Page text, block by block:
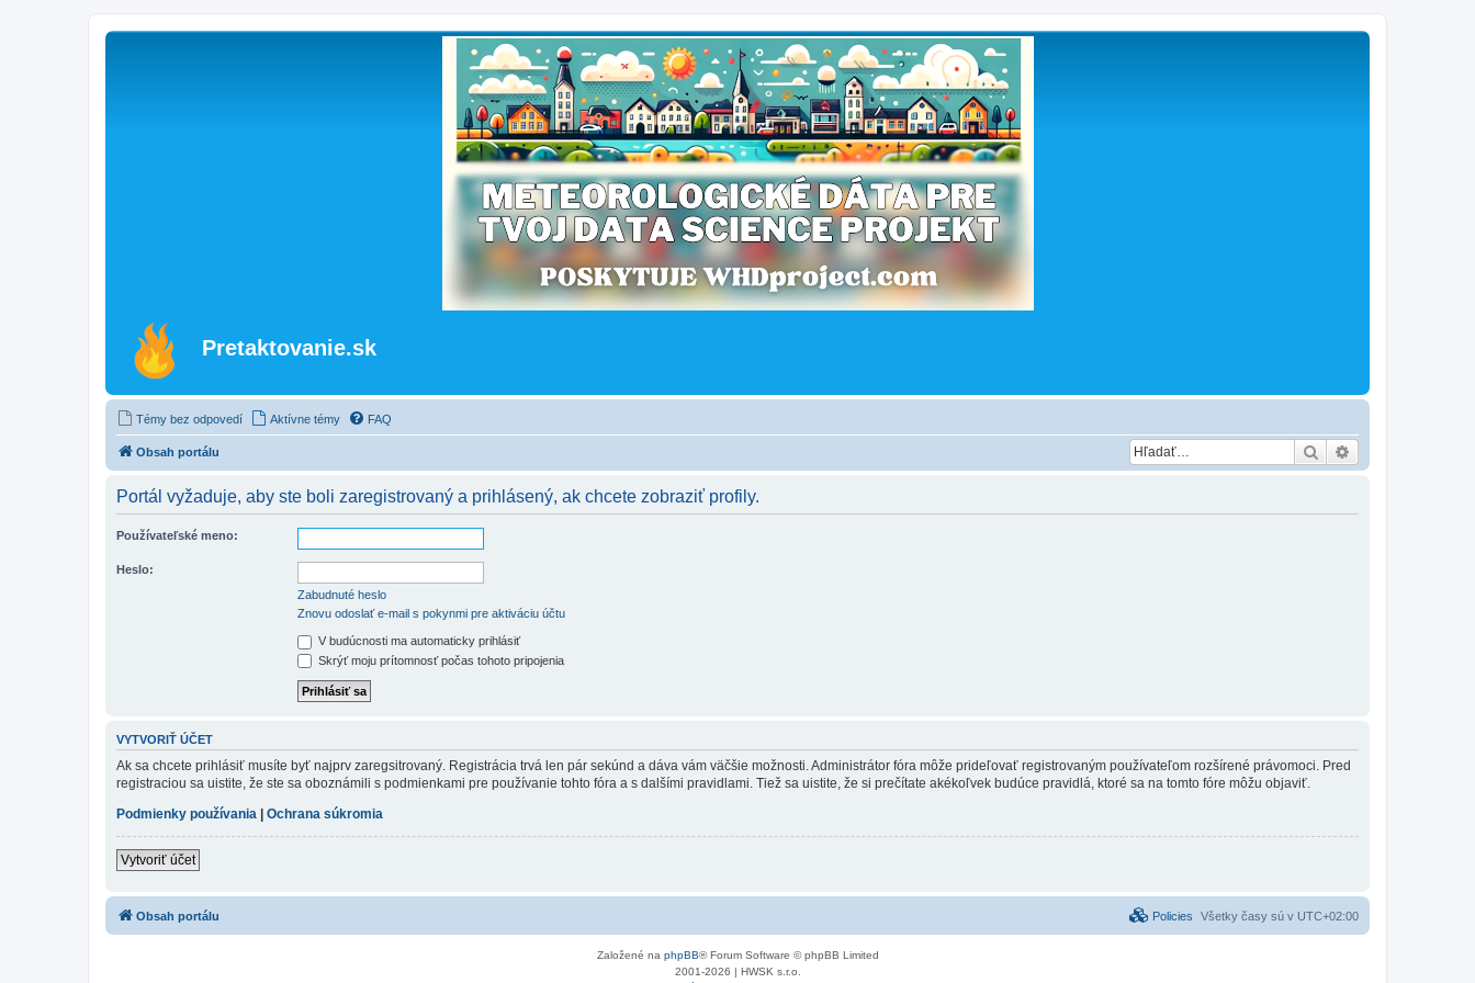
Pretaktovanie.sk
Témy bez odpovedí Aktívne témy FAQ
Obsah portálu Hľadať
Portál vyžaduje, aby ste boli zaregistrovaný a prihlásený, ak chcete zobraziť profily.
Používateľské meno:
Heslo:
Zabudnuté heslo
Znovu odoslať e-mail s pokynmi pre aktiváciu účtu
V budúcnosti ma automaticky prihlásiť
Skrýť moju prítomnosť počas tohoto pripojenia
VYTVORIŤ ÚČET
Ak sa chcete prihlásiť musíte byť najprv zaregsitrovaný. Registrácia trvá len pár sekúnd a dáva vám väčšie možnosti. Administrátor fóra môže prideľovať registrovaným používateľom rozšírené právomoci. Pred
registraciou sa uistite, že ste sa oboznámili s podmienkami pre používanie tohto fóra a s dalšími pravidlami. Tiež sa uistite, že si prečítate akékoľvek budúce pravidlá, ktoré sa na tomto fóre môžu objaviť.
Podmienky používania | Ochrana súkromia
Vytvoriť účet
Obsah portálu Všetky časy sú v UTC+02:00
Policies
Založené na phpBB® Forum Software © phpBB Limited
2001-2026 | HWSK s.r.o.